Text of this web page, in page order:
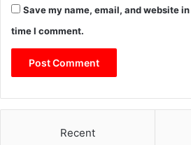
Save my name, email, and website
time I comment.
Recent